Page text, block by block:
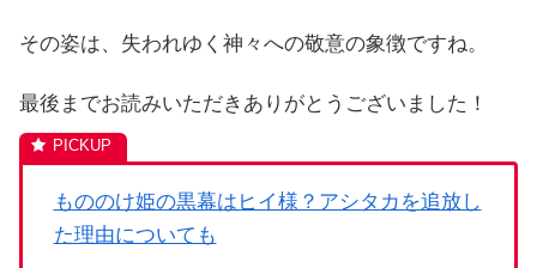
その姿は、失われゆく神々への敬意の象徴ですね。
最後までお読みいただきありがとうございました！
もののけ姫の黒幕はヒイ様？アシタカを追放し
た理由についても